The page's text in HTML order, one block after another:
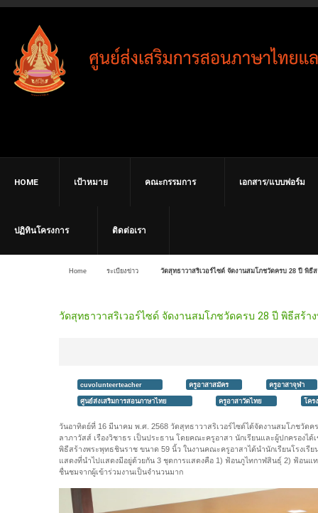
HOME เป้าหมาย คณะกรรมการ เอกสาร/แบบฟอร์ม
ปฏิทินโครงการ ติดต่อเรา
Home ระเบียงข่าว วัดสุทธาวาสริเวอร์ไซด์ จัดงานสมโภชวัดครบ 28 ปี พิธี
วัดสุทธาวาสริเวอร์ไซด์ จัดงานสมโภชวัดครบ 28 ปี พิธีสร้
cuvolunteerteacher ครูอาสาสมัคร ครูอาสาจุฬา
ศูนย์ส่งเสริมการสอนภาษาไทย ครูอาสาวัดไทย โคร
วันอาทิตย์ที่ 16 มีนาคม พ.ศ. 2568 วัดสุทธาวาสริเวอร์ไซด์ได้จัดงานสมโภชวัด
ลาภาวัสส์ เรืองวิชาธร เป็นประธาน โดยคณะครูอาสา นักเรียนและผู้ปกครองไ
พิธีสร้างพระพุทธชินราช ขนาด 59 นิ้ว ในงานคณะครูอาสาได้นำนักเรียนโรงเรี
แสดงที่นำไปแสดงมีอยู่ด้วยกัน 3 ชุดการแสดงคือ 1) ฟ้อนภูไทกาฬสินธุ์ 2) ฟ้อน
ชื่นชมจากผู้เข้าร่วมงานเป็นจำนวนมาก